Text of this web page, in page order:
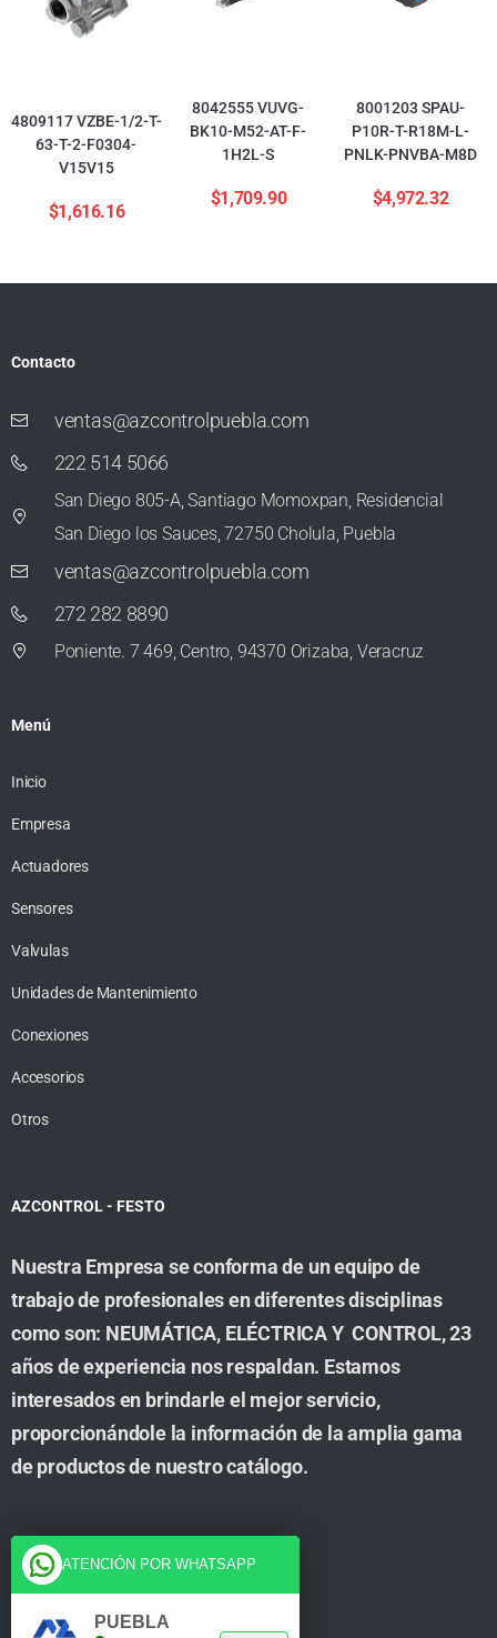
4809117 VZBE-1/2-T-
63-T-2-F0304-
V15V15
$1,616.16
8042555 VUVG-
BK10-M52-AT-F-
1H2L-S
$1,709.90
8001203 SPAU-
P10R-T-R18M-L-
PNLK-PNVBA-M8D
$4,972.32
Contacto
ventas@azcontrolpuebla.com
222 514 5066
San Diego 805-A, Santiago Momoxpan, Residencial
San Diego los Sauces, 72750 Cholula, Puebla
ventas@azcontrolpuebla.com
272 282 8890
Poniente. 7 469, Centro, 94370 Orizaba, Veracruz
Menú
Inicio
Empresa
Actuadores
Sensores
Valvulas
Unidades de Mantenimiento
Conexiones
Accesorios
Otros
AZCONTROL - FESTO
Nuestra Empresa se conforma de un equipo de
trabajo de profesionales en diferentes disciplinas
como son: NEUMÁTICA, ELÉCTRICA Y CONTROL, 23
años de experiencia nos respaldan. Estamos
interesados en brindarle el mejor servicio,
proporcionándole la información de la amplia gama
de productos de nuestro catálogo.
Cuenta
Tienda
ATENCIÓN POR WHATSAPP
PUEBLA